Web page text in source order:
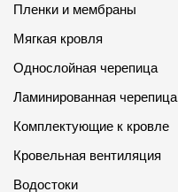
Пленки и мембраны
Мягкая кровля
Однослойная черепица
Ламинированная черепица
Комплектующие к кровле
Кровельная вентиляция
Водостоки